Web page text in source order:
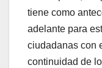
tiene como
adelante para
ciudadanas con
continuidad de